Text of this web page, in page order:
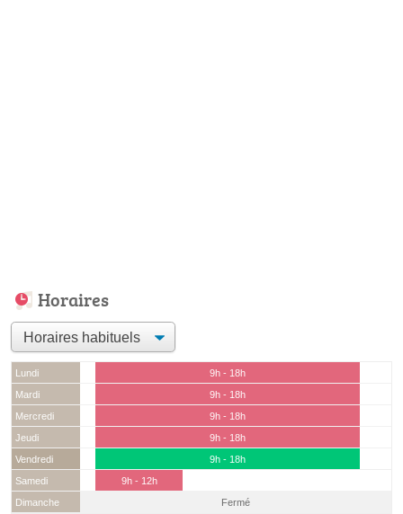
Horaires
Lundi
9h - 18h
Mardi
9h - 18h
Mercredi
9h - 18h
Jeudi
9h - 18h
Vendredi
9h - 18h
Samedi
9h - 12h
Dimanche
Fermé